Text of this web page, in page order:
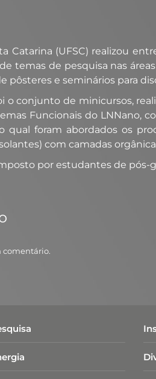
Catarina (UFSC) realizou
temas de pesquisa nas
pôsteres e seminários para
conjunto de minicursos,
Funcionais do LNNano,
qual foram abordados os
com camadas
por estudantes de pós-
comentário.